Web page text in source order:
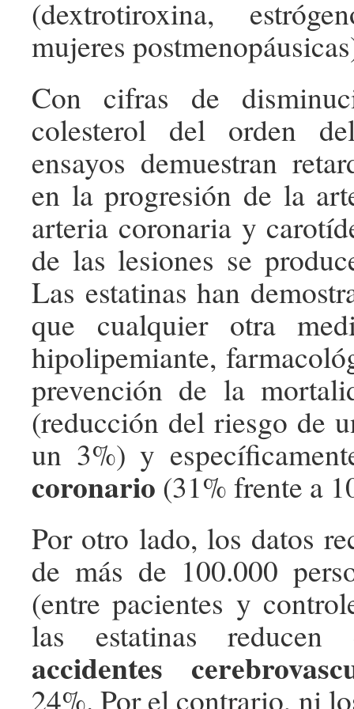
(dextrotiroxina,
mujeres
Con cifras de
colesterol del orden
ensayos demuestran
en la progresión de la
arteria coronaria y
de las lesiones se
Las estatinas han
que cualquier otra
hipolipemiante,
prevención de la
(reducción del riesgo de
un 3%) y
coronario (31% frente a
Por otro lado, los datos
de más de 100.000
(entre pacientes y
las estatinas
accidentes
24%. Por el contrario, ni